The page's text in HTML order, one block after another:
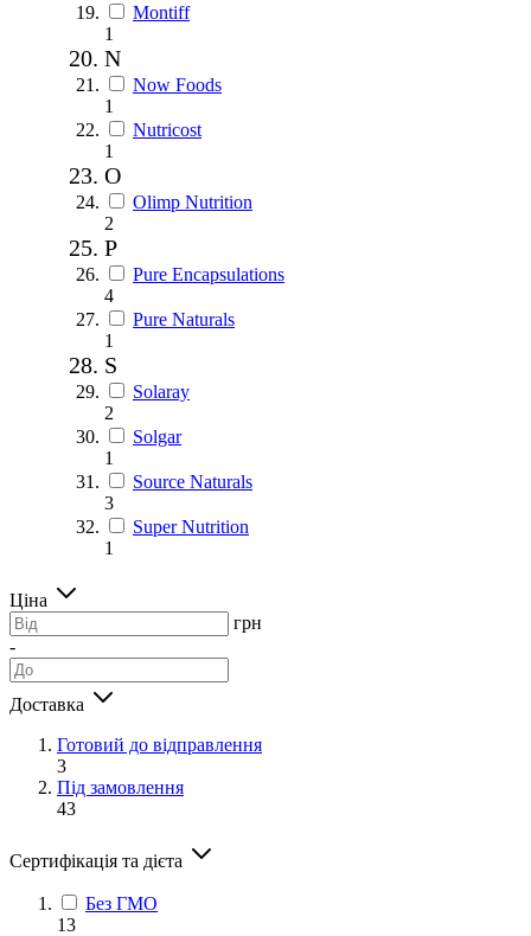
Montiff
1
N
Now Foods
1
Nutricost
1
O
Olimp Nutrition
2
P
Pure Encapsulations
4
Pure Naturals
1
S
Solaray
2
Solgar
1
Source Naturals
3
Super Nutrition
1
Ціна
грн
-
Доставка
Готовий до відправлення
3
Під замовлення
43
Сертифікація та дієта
Без ГМО
13